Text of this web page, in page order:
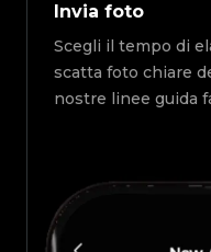
Invia foto
Scegli il tempo di
scatta foto chiare
nostre linee guida